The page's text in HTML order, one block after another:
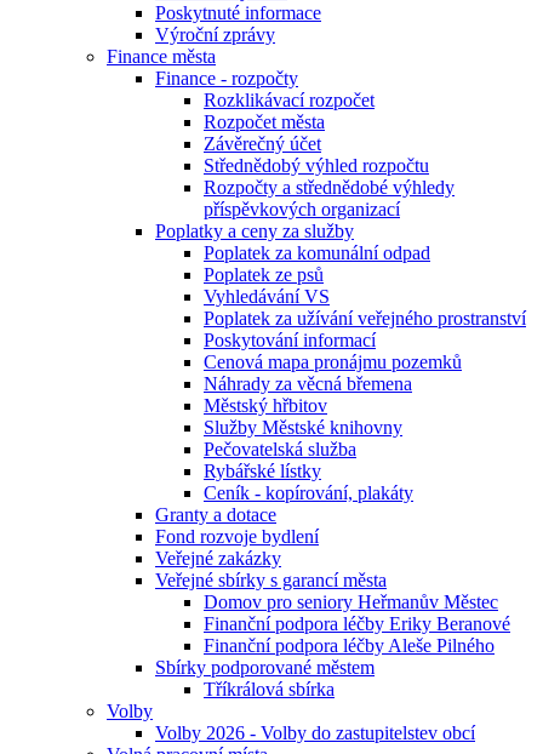
Poskytnuté informace
Výroční zprávy
Finance města
Finance - rozpočty
Rozklikávací rozpočet
Rozpočet města
Závěrečný účet
Střednědobý výhled rozpočtu
Rozpočty a střednědobé výhledy
příspěvkových organizací
Poplatky a ceny za služby
Poplatek za komunální odpad
Poplatek ze psů
Vyhledávání VS
Poplatek za užívání veřejného prostranství
Poskytování informací
Cenová mapa pronájmu pozemků
Náhrady za věcná břemena
Městský hřbitov
Služby Městské knihovny
Pečovatelská služba
Rybářské lístky
Ceník - kopírování, plakáty
Granty a dotace
Fond rozvoje bydlení
Veřejné zakázky
Veřejné sbírky s garancí města
Domov pro seniory Heřmanův Městec
Finanční podpora léčby Eriky Beranové
Finanční podpora léčby Aleše Pilného
Sbírky podporované městem
Tříkrálová sbírka
Volby
Volby 2026 - Volby do zastupitelstev obcí